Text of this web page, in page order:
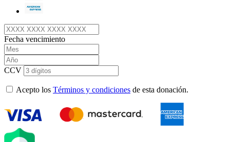
Fecha vencimiento
CCV
Acepto los Términos y condiciones de esta donación.